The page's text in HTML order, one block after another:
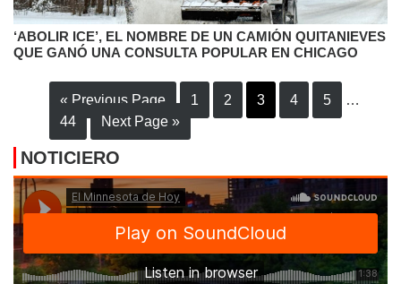
‘ABOLIR ICE’, EL NOMBRE DE UN CAMIÓN QUITANIEVES
QUE GANÓ UNA CONSULTA POPULAR EN CHICAGO
« Previous Page 1 2 3 4 5
…
44
Next Page »
NOTICIERO